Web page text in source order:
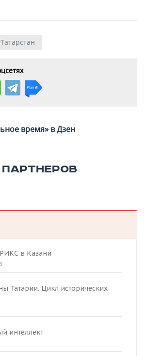
Татарстан
время» в Дзен
в Казани
Татарии. Цикл исторических
интеллект